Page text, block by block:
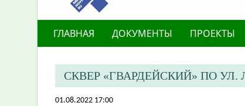
ГЛАВНАЯ ДОКУМЕНТЫ ПРОЕКТЫ
​СКВЕР «ГВАРДЕЙСКИЙ» ПО
01.08.2022 17:00